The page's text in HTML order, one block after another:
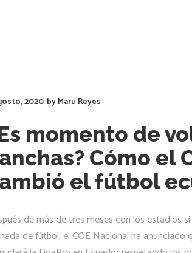
2020 byMaru Reyes
momento de
Cómo el
el fútbol
de más de tres meses con los estadios
de fútbol, el COE Nacional ha anunciado